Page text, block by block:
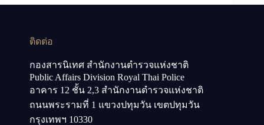
ติดต่อ
กองสารนิเทศ สำนักงานตำรวจแห่งชาติ
Public Affairs Division Royal Thai Police
อาคาร 12 ชั้น 2,3 สำนักงานตำรวจแห่งชาติ
ถนนพระรามที่ 1 แขวงปทุมวัน เขตปทุมวัน
กรุงเทพฯ 10330